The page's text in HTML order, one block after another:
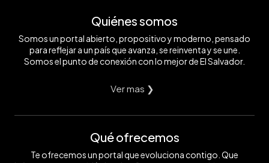
Quiénes somos
Somos un portal abierto, propositivo y moderno, pensado
para reflejar a un país que avanza, se reinventa y se une.
Somos el punto de conexión con lo mejor de El Salvador.
Ver mas ❯
Qué ofrecemos
Te ofrecemos un portal que evoluciona contigo. Que